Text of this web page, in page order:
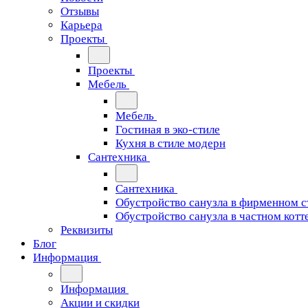
Отзывы
Карьера
Проекты
Проекты
Мебель
Мебель
Гостиная в эко-стиле
Кухня в стиле модерн
Сантехника
Сантехника
Обустройство санузла в фирменном
Обустройство санузла в частном
Реквизиты
Блог
Информация
Информация
Акции и скидки